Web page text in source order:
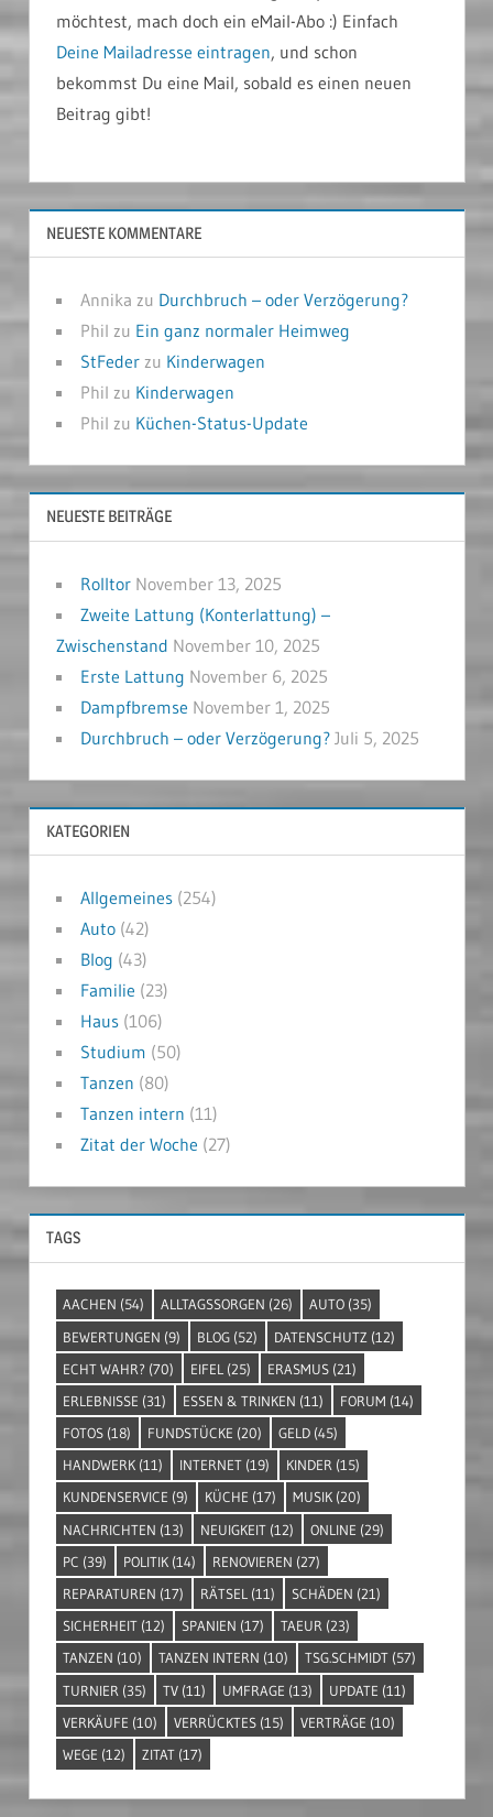
möchtest, mach doch ein eMail-Abo :) Einfach
Deine Mailadresse eintragen, und schon
bekommst Du eine Mail, sobald es einen neuen
Beitrag gibt!
NEUESTE KOMMENTARE
Annika zu Durchbruch – oder Verzögerung?
Phil zu Ein ganz normaler Heimweg
StFederzu Kinderwagen
Phil zu Kinderwagen
Phil zu Küchen-Status-Update
NEUESTE BEITRÄGE
Rolltor November 13, 2025
Zweite Lattung (Konterlattung) –
Zwischenstand November 10, 2025
Erste Lattung November 6, 2025
Dampfbremse November 1, 2025
Durchbruch – oder Verzögerung? Juli 5, 2025
KATEGORIEN
Allgemeines(254)
Auto(42)
Blog (43)
Familie (23)
Haus(106)
Studium (50)
Tanzen (80)
Tanzen intern (11)
Zitat der Woche (27)
TAGS
AACHEN (54) ALLTAGSSORGEN (26) AUTO (35)
BEWERTUNGEN (9) BLOG (52) DATENSCHUTZ (12)
ECHT WAHR? (70) EIFEL (25) ERASMUS (21)
ERLEBNISSE (31) ESSEN & TRINKEN (11) FORUM (14)
FOTOS (18) FUNDSTÜCKE (20) GELD (45)
HANDWERK (11) INTERNET (19) KINDER (15)
KUNDENSERVICE (9) KÜCHE (17) MUSIK (20)
NACHRICHTEN (13) NEUIGKEIT (12) ONLINE (29)
PC (39) POLITIK (14) RENOVIEREN (27)
REPARATUREN (17) RÄTSEL (11) SCHÄDEN (21)
SICHERHEIT (12) SPANIEN (17) TAEUR (23)
TANZEN (10) TANZEN INTERN (10) TSG.SCHMIDT (57)
TURNIER (35) TV (11) UMFRAGE (13) UPDATE (11)
VERKÄUFE (10) VERRÜCKTES (15) VERTRÄGE (10)
WEGE (12) ZITAT (17)